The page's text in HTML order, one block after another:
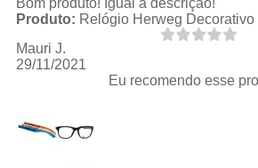
Bom produto! Igual a descrição!
Produto: Relógio Herweg Decorativo
Mauri J.
29/11/2021
Eu recomendo esse